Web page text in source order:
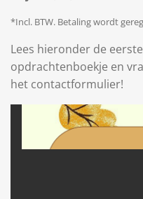
*Incl. BTW. Betaling wordt
Lees hieronder de
opdrachtenboekje en
het contactformulier!